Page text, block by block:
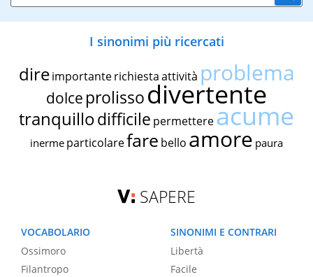
I sinonimi più ricercati
dire importante richiestaattività problema
dolce prolissodivertente
tranquillodifficile permettereacume
inerme particolarefare bello amore paura
SAPERE
VOCABOLARIO
Ossimoro
Filantropo
SINONIMI E CONTRARI
Libertà
Facile